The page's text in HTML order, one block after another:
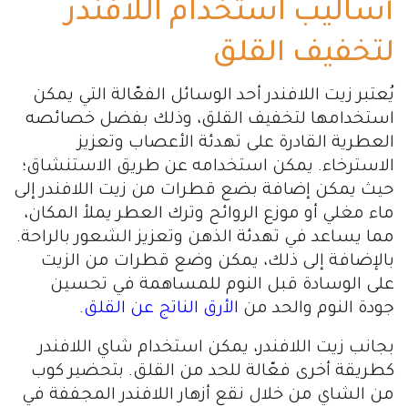
أساليب استخدام اللافندر
لتخفيف القلق
يُعتبر زيت اللافندر أحد الوسائل الفعّالة التي يمكن
استخدامها لتخفيف القلق، وذلك بفضل خصائصه
العطرية القادرة على تهدئة الأعصاب وتعزيز
الاسترخاء. يمكن استخدامه عن طريق الاستنشاق؛
حيث يمكن إضافة بضع قطرات من زيت اللافندر إلى
ماء مغلي أو موزع الروائح وترك العطر يملأ المكان،
مما يساعد في تهدئة الذهن وتعزيز الشعور بالراحة.
بالإضافة إلى ذلك، يمكن وضع قطرات من الزيت
على الوسادة قبل النوم للمساهمة في تحسين
جودة النوم والحد من الأرق الناتج عن القلق.
بجانب زيت اللافندر، يمكن استخدام شاي اللافندر
كطريقة أخرى فعّالة للحد من القلق. بتحضير كوب
من الشاي من خلال نقع أزهار اللافندر المجففة في